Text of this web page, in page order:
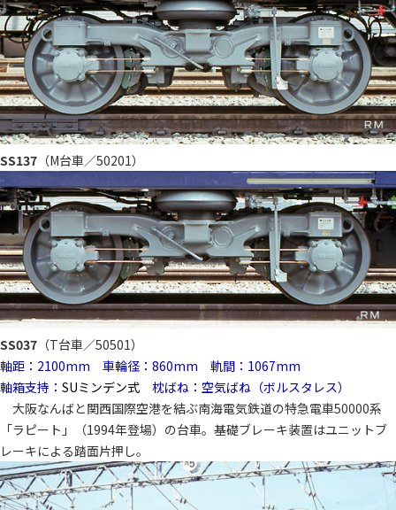
SS137 （M台車／50201）
SS037 （T台車／50501）
軸距：2100mm 車輪径：860mm 軌間：1067mm
軸箱支持： SUミンデン式 枕ばね：空気ばね（ボルスタレス）
大阪なんばと関西国際空港を結ぶ南海電気鉄道の特急電車50000系
「ラピート」（1994年登場）の台車。基礎ブレーキ装置はユニットブ
レーキによる踏面片押し。